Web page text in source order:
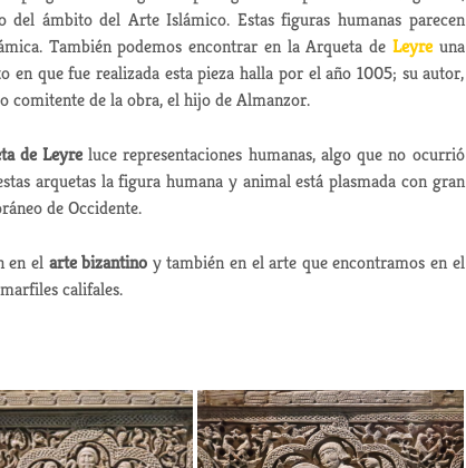
ámbito del Arte Islámico. Estas figuras humanas parecen
También podemos encontrar en la Arqueta de Leyreuna
que fue realizada esta pieza halla por el año 1005; su autor,
comitente de la obra, el hijo de Almanzor.
de Leyre luce representaciones humanas, algo que no ocurrió
arquetas la figura humana y animal está plasmada con gran
de Occidente.
en el arte bizantino y también en el arte que encontramos en el
califales.